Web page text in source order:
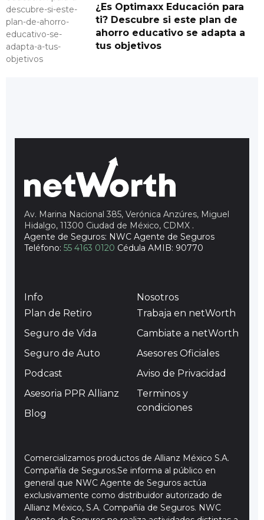
¿Es Optimaxx Educación para
ti? Descubre si este plan de
ahorro educativo se adapta a
tus objetivos
Av. Marina Nacional 385, Verónica Anzúres, Miguel
Hidalgo, 11300 Ciudad de México, CDMX .
Agente de Seguros: NWC Agente de Seguros
Teléfono: 55 4163 0120 Cédula AMIB: 90770
Info
Plan de Retiro
Seguro de Vida
Seguro de Auto
Podcast
Asesoria PPR Allianz
Blog
Nosotros
Trabaja en netWorth
Cambiate a netWorth
Asesores Oficiales
Aviso de Privacidad
Terminos y
condiciones
Comercializamos productos de Allianz México S.A.
Compañía de Seguros.Se informa al público en
general que NWC Agente de Seguros actúa
exclusivamente como distribuidor autorizado de
Allianz México, S.A. Compañía de Seguros. NWC